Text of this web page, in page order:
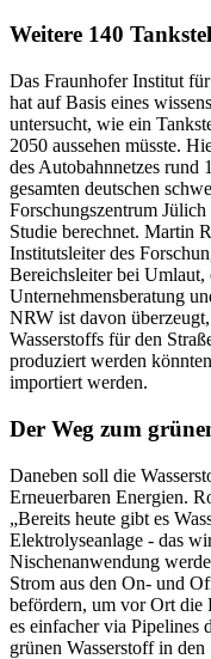
Weitere 140
Das Fraunhofer Institut
hat auf Basis eines
untersucht, wie ein
2050 aussehen müsste.
des Autobahnnetzes rund
gesamten deutschen
Forschungszentrum
Studie berechnet. Martin
Institutsleiter des
Bereichsleiter bei Umlaut,
Unternehmensberatung
NRW ist davon
Wasserstoffs für den
produziert werden
importiert werden.
Der Weg zum
Daneben soll die
Erneuerbaren Energien.
„Bereits heute gibt es
Elektrolyseanlage - das
Nischenanwendung
Strom aus den On- und
befördern, um vor Ort die
es einfacher via Pipelines
grünen Wasserstoff in